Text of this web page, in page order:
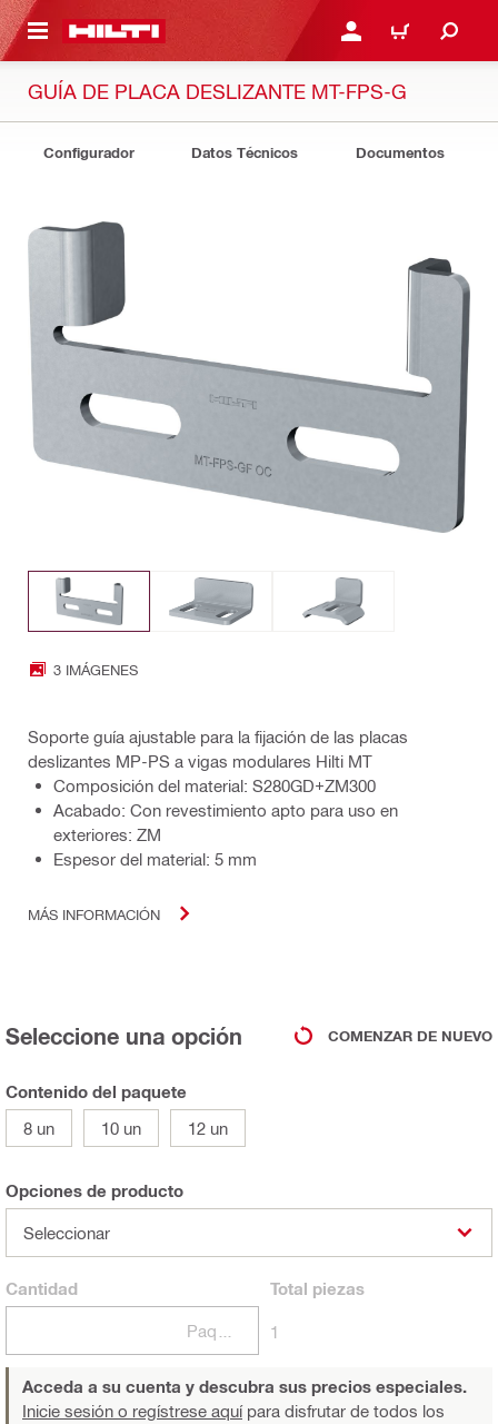
PRINCIPAL INICIE SESIÓN O
CARRITO
GUÍA DE PLACA DESLIZANTE MT-FPS-G
Configurador Datos Técnicos Documentos
3 IMÁGENES
Soporte guía ajustable para la fijación de las placas
deslizantes MP-PS a vigas modulares Hilti MT
Composición del material: S280GD+ZM300
Acabado: Con revestimiento apto para uso en
exteriores: ZM
Espesor del material: 5 mm
MÁS INFORMACIÓN
Seleccione una opción COMENZAR DE NUEVO
Contenido del paquete
8 un
10 un 12 un
Opciones de producto
Seleccionar
Cantidad Total piezas
1
Acceda a su cuenta y descubra sus precios especiales.
Inicie sesión o regístrese aquípara disfrutar de todos los